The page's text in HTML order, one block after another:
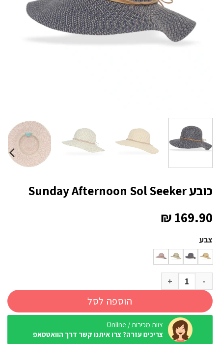
כובע Sunday Afternoon Sol Seeker
₪169.90
צבע
כמות של כובע Sunday Afternoon Sol Seeker
הוספה לסל
צוות מכירות / Online
צריכים עזרה? צרו איתנו קשר דרך הוואטסאפ